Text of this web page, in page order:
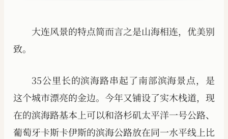
大连风景的特点简而言之是山海相连，优美别
致。
35公里长的滨海路串起了南部滨海景点，是
这个城市漂亮的金边。今年又铺设了实木栈道，现
在的滨海路基本上可以和洛杉矶太平洋一号公路、
葡萄牙卡斯卡伊斯的滨海公路放在同一水平线上比